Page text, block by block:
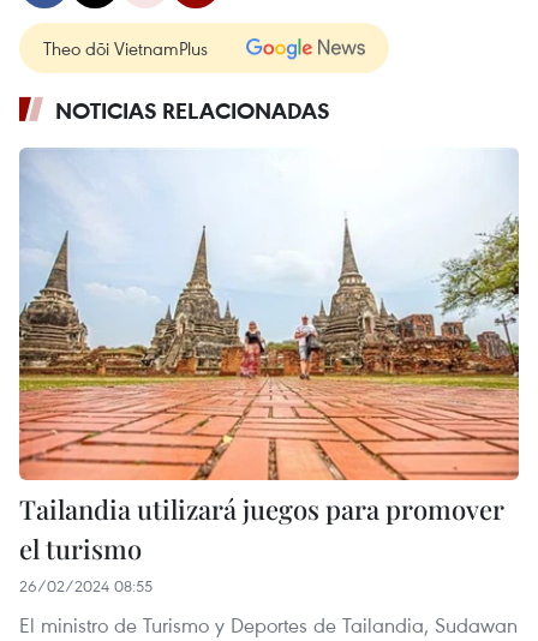
Theo dõi VietnamPlus
NOTICIAS RELACIONADAS
Tailandia utilizará juegos para promover
el turismo
26/02/2024 08:55
El ministro de Turismo y Deportes de Tailandia, Sudawan